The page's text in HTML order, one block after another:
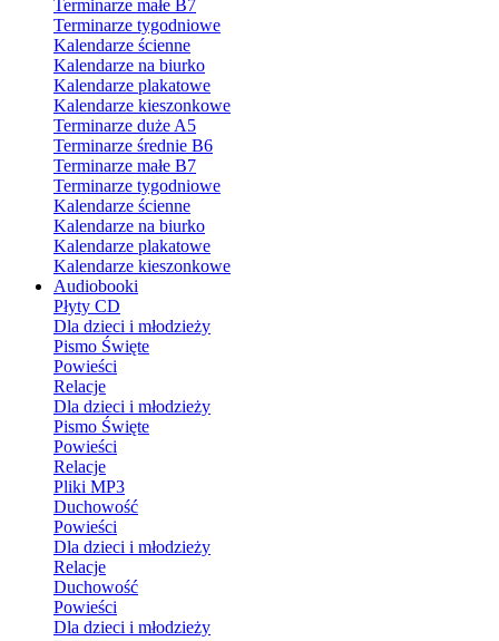
Terminarze małe B7
Terminarze tygodniowe
Kalendarze ścienne
Kalendarze na biurko
Kalendarze plakatowe
Kalendarze kieszonkowe
Terminarze duże A5
Terminarze średnie B6
Terminarze małe B7
Terminarze tygodniowe
Kalendarze ścienne
Kalendarze na biurko
Kalendarze plakatowe
Kalendarze kieszonkowe
Audiobooki
Płyty CD
Dla dzieci i młodzieży
Pismo Święte
Powieści
Relacje
Dla dzieci i młodzieży
Pismo Święte
Powieści
Relacje
Pliki MP3
Duchowość
Powieści
Dla dzieci i młodzieży
Relacje
Duchowość
Powieści
Dla dzieci i młodzieży